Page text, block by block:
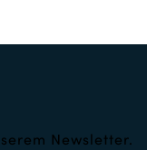
Newsletter.